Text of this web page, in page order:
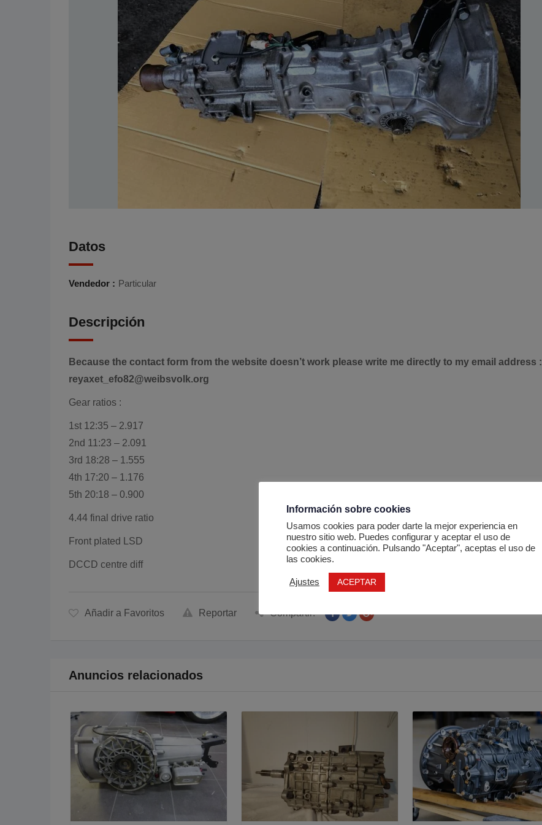
Datos
Vendedor : Particular
Descripción
Because the contact form from the website doesn’t work please write me directly to my email address :
reyaxet_efo82@weibsvolk.org
Gear ratios :
1st 12:35 – 2.917
2nd 11:23 – 2.091
3rd 18:28 – 1.555
4th 17:20 – 1.176
5th 20:18 – 0.900
4.44 final drive ratio
Front plated LSD
DCCD centre diff
Añadir a Favoritos Reportar Compartir:
Anuncios relacionados
Información sobre cookies
Usamos cookies para poder darte la mejor experiencia en
nuestro sitio web. Puedes configurar y aceptar el uso de
cookies a continuación. Pulsando "Aceptar", aceptas el uso de
las cookies.
Ajustes ACEPTAR